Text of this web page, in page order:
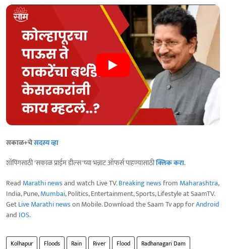
सकाळ+चेसदस्य व्हा
शॉपिंगसाठी 'सकाळ प्राईम डील्स'च्या भन्नाट ऑफर्स पाहण्यासाठीक्लिक करा.
Read Marathi newsand watch Live TV.Breaking newsfrom Maharashtra,
India, Pune,Mumbai, Politics, Entertainment, Sports, Lifestyle at SaamTV.
GetLive Marathi newson Mobile. Download the Saam Tv app forAndroid
and IOS.
Kolhapur Floods Rain River Flood
Radhanagari Dam